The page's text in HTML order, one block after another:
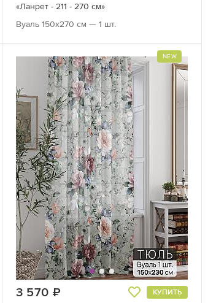
«Ланрет - 211 - 270 см»
Вуаль 150х270 см — 1 шт.
NEW
3 570 КУПИТЬ